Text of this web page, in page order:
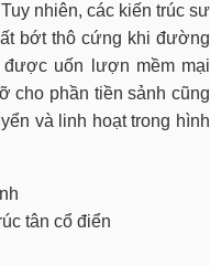
nhiên, các kiến trúc sư
bớt thô cứng khi đường
được uốn lượn mềm mại
cho phần tiền sảnh cũng
và linh hoạt trong hình
tân cổ điển